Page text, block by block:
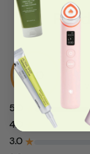
5.0 ★
fra 4
5.0
4.0
3.0 ★